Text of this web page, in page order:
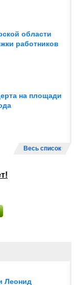
области
работников
на площади
Весь список
Леонид